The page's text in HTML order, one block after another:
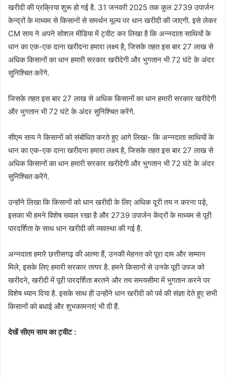
खरीदी की प्रक्रिया शुरू हो गई है. 31 जनवरी 2025 तक कुल 2739 उपार्जन
केन्द्रों के माध्यम से किसानों से समर्थन मूल्य पर धान खरीदी की जाएगी. इसे लेकर
CM साय ने अपने सोशल मीडिया में ट्वीट कर लिखा है कि अन्नदाता साथियों के
धान का एक-एक दाना खरीदना हमारा लक्ष्य है, जिसके तहत इस बार 27 लाख से
अधिक किसानों का धान हमारी सरकार खरीदेगी और भुगतान भी 72 घंटे के अंदर
सुनिश्चित करेंगे.
जिसके तहत इस बार 27 लाख से अधिक किसानों का धान हमारी सरकार खरीदेगी
और भुगतान भी 72 घंटे के अंदर सुनिश्चित करेंगे.
सीएम साय ने किसानों को संबोधित करते हुए आगे लिखा- कि अन्नदाता साथियों के
धान का एक-एक दाना खरीदना हमारा लक्ष्य है, जिसके तहत इस बार 27 लाख से
अधिक किसानों का धान हमारी सरकार खरीदेगी और भुगतान भी 72 घंटे के अंदर
सुनिश्चित करेंगे.
उन्होंने लिखा कि किसानों को धान खरीदी के लिए अधिक दूरी तय न करना पड़े,
इसका भी हमने विशेष ख्याल रखा है और 2739 उपार्जन केंद्रों के माध्यम से पूरी
पारदर्शिता के साथ धान खरीदी की व्यवस्था की गई है.
अन्नदाता हमारे छत्तीसगढ़ की आत्मा हैं, उनकी मेहनत को पूरा दाम और सम्मान
मिले, इसके लिए हमारी सरकार तत्पर है. हमने किसानों से उनके पूरी उपज को
खरीदने, खरीदी में पूरी पारदर्शिता बरतने और तय समयसीमा में भुगतान करने पर
विशेष ध्यान दिया है. इसके साथ ही उन्होंने धान खरीदी को पर्व की संज्ञा देते हुए सभी
किसानों को बधाई और शुभकामनाएं भी दी हैं.
देखें सीएम साय का ट्वीट: